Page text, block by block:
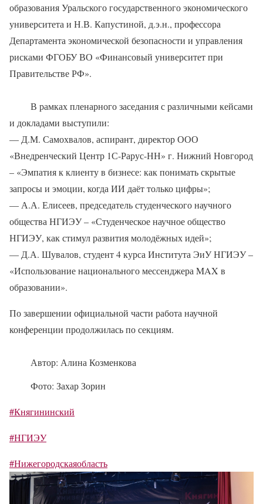
образования Уральского государственного экономического
университета и Н.В. Капустиной, д.э.н., профессора
Департамента экономической безопасности и управления
рисками ФГОБУ ВО «Финансовый университет при
Правительстве РФ».
В рамках пленарного заседания с различными кейсами
и докладами выступили:
— Д.М. Самохвалов, аспирант, директор ООО
«Внедренческий Центр 1С-Рарус-НН» г. Нижний Новгород
– «Эмпатия к клиенту в бизнесе: как понимать скрытые
запросы и эмоции, когда ИИ даёт только цифры»;
— А.А. Елисеев, председатель студенческого научного
общества НГИЭУ – «Студенческое научное общество
НГИЭУ, как стимул развития молодёжных идей»;
— Д.А. Шувалов, студент 4 курса Института ЭиУ НГИЭУ –
«Использование национального мессенджера MAX в
образовании».
По завершении официальной части работа научной
конференции продолжилась по секциям.
Автор: Алина Козменкова
Фото: Захар Зорин
#Княгининский
#НГИЭУ
#Нижегородскаяобласть